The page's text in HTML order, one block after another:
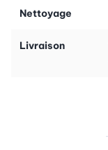
Nettoyage
Livraison